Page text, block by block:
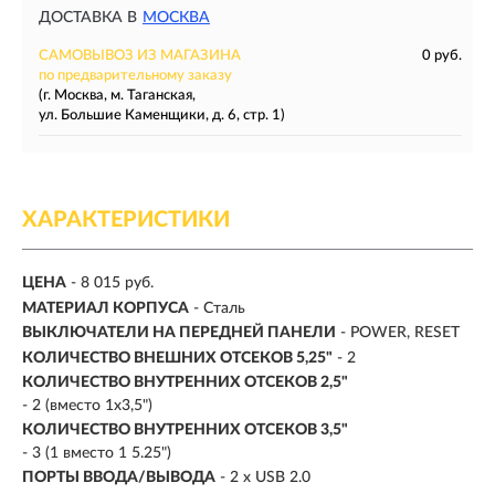
ДОСТАВКА В МОСКВА
САМОВЫВОЗ ИЗ МАГАЗИНА
0 руб.
по предварительному заказу
(г. Москва, м. Таганская,
ул. Большие Каменщики, д. 6, стр. 1)
ХАРАКТЕРИСТИКИ
ЦЕНА - 8 015 руб.
МАТЕРИАЛ КОРПУСА - Сталь
ВЫКЛЮЧАТЕЛИ НА ПЕРЕДНЕЙ ПАНЕЛИ - POWER, RESET
КОЛИЧЕСТВО ВНЕШНИХ ОТСЕКОВ 5,25" - 2
КОЛИЧЕСТВО ВНУТРЕННИХ ОТСЕКОВ 2,5"
- 2 (вместо 1x3,5")
КОЛИЧЕСТВО ВНУТРЕННИХ ОТСЕКОВ 3,5"
- 3 (1 вместо 1 5.25")
ПОРТЫ ВВОДА/ВЫВОДА - 2 x USB 2.0